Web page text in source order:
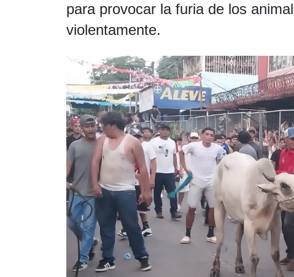
para provocar la furia de los
violentamente.